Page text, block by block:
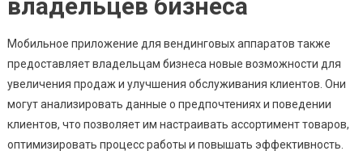
владельцев бизнеса
Мобильное приложение для вендинговых аппаратов также
предоставляет владельцам бизнеса новые возможности для
увеличения продаж и улучшения обслуживания клиентов. Они
могут анализировать данные о предпочтениях и поведении
клиентов, что позволяет им настраивать ассортимент товаров,
оптимизировать процесс работы и повышать эффективность.